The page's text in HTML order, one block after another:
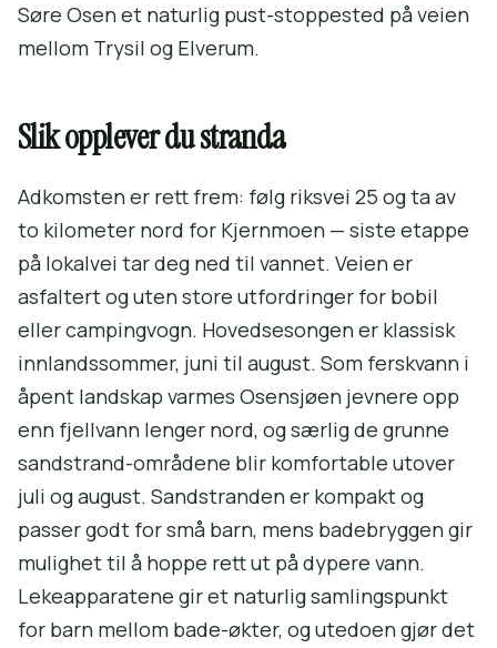
Søre Osen et naturlig pust-stoppested på veien
mellom Trysil og Elverum.
Slik opplever du stranda
Adkomsten er rett frem: følg riksvei 25 og ta av
to kilometer nord for Kjernmoen — siste etappe
på lokalvei tar deg ned til vannet. Veien er
asfaltert og uten store utfordringer for bobil
eller campingvogn. Hovedsesongen er klassisk
innlandssommer, juni til august. Som ferskvann i
åpent landskap varmes Osensjøen jevnere opp
enn fjellvann lenger nord, og særlig de grunne
sandstrand-områdene blir komfortable utover
juli og august. Sandstranden er kompakt og
passer godt for små barn, mens badebryggen gir
mulighet til å hoppe rett ut på dypere vann.
Lekeapparatene gir et naturlig samlingspunkt
for barn mellom bade-økter, og utedoen gjør det